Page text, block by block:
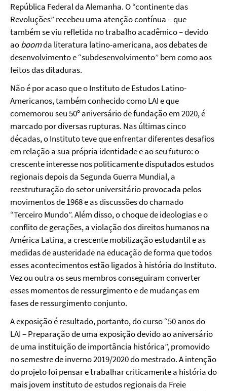
República Federal da Alemanha. O “continente das
Revoluções” recebeu uma atenção contínua – que
também se viu refletida no trabalho acadêmico – devido
aoboomda literatura latino-americana, aos debates de
desenvolvimento e “subdesenvolvimento” bem como aos
feitos das ditaduras.
Não é por acaso que o Instituto de Estudos Latino-
Americanos, também conhecido como LAI e que
comemorou seu 50º aniversário de fundação em 2020, é
marcado por diversas rupturas. Nas últimas cinco
décadas, o Instituto teve que enfrentar diferentes desafios
em relação a sua própria identidade e ao seu futuro: o
crescente interesse nos politicamente disputados estudos
regionais depois da Segunda Guerra Mundial, a
reestruturação do setor universitário provocada pelos
movimentos de 1968 e as discussões do chamado
“Terceiro Mundo”. Além disso, o choque de ideologias e o
conflito de gerações, a violação dos direitos humanos na
América Latina, a crescente mobilização estudantil e as
medidas de austeridade na educação de forma que todos
esses acontecimentos estão ligados à história do Instituto.
Vez ou outra os seus membros conseguiram converter
esses momentos de ressurgimento e de mudanças em
fases de ressurgimento conjunto.
A exposição é resultado, portanto, do curso “50 anos do
LAI – Preparação de uma exposição devido ao aniversário
de uma instituição de importância histórica”, promovido
no semestre de inverno 2019/2020 do mestrado. A intenção
do projeto foi pensar e trabalhar criticamente a história do
mais jovem instituto de estudos regionais da Freie